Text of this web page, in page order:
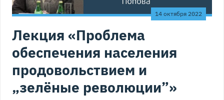
14 октября 2022
Лекция «Проблема
обеспечения населения
продовольствием и
„зелёные революции”»